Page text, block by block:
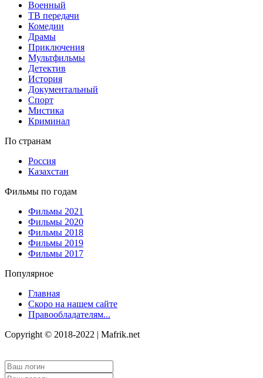
Военный
ТВ передачи
Комедии
Драмы
Приключения
Мультфильмы
Детектив
История
Документальный
Спорт
Мистика
Криминал
По странам
Россия
Казахстан
Фильмы по годам
Фильмы 2021
Фильмы 2020
Фильмы 2018
Фильмы 2019
Фильмы 2017
Популярное
Главная
Скоро на нашем сайте
Правообладателям...
Copyright © 2018-2022 | Mafrik.net